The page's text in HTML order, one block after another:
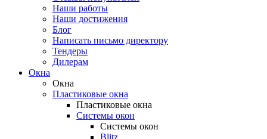
Наши работы
Наши достижения
Блог
Написать письмо директору
Тендеры
Дилерам
Окна
Окна
Пластиковые окна
Пластиковые окна
Системы окон
Системы окон
Blitz